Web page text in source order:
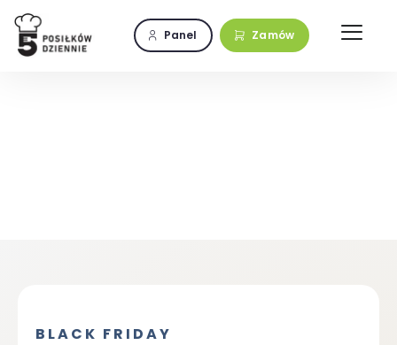
Przejdź
zawartości
Panel Zamów
BLACK FRIDAY